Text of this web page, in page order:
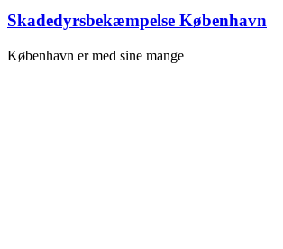
Skadedyrsbekæmpelse København
København er med sine mange